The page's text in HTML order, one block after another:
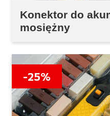
Konektor do
mosiężny
-25%